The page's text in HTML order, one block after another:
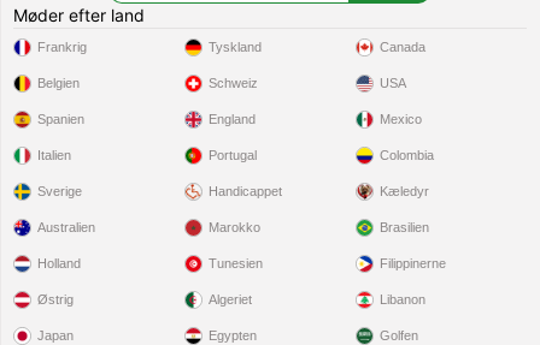
Møder efter land
Frankrig
Belgien
Spanien
Italien
Sverige
Tyskland
Schweiz
England
Portugal
Handicappet
Canada
USA
Mexico
Colombia
Kæledyr
Australien
Holland
Østrig
Japan
Marokko
Tunesien
Algeriet
Egypten
Brasilien
Filippinerne
Libanon
Golfen